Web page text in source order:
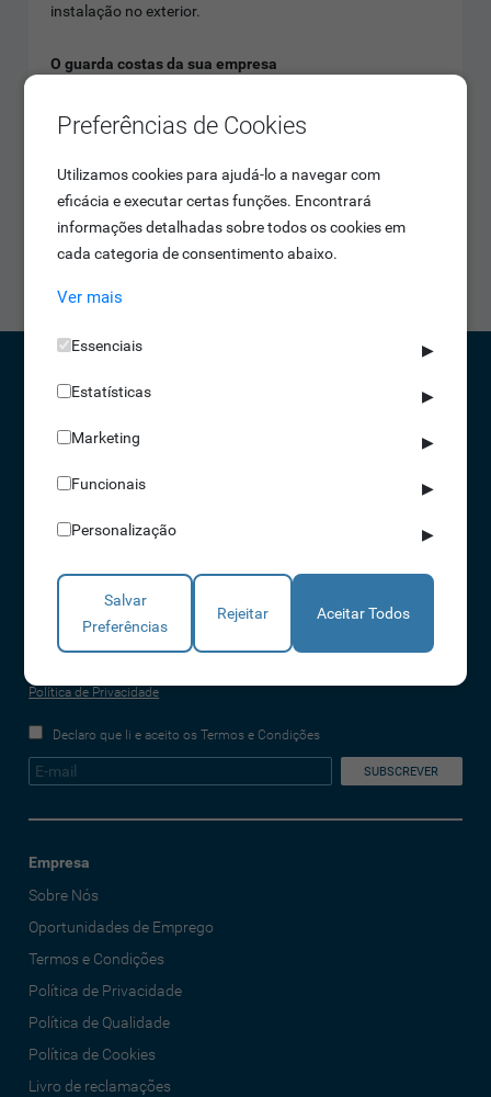
instalação no exterior.
O guarda costas da sua empresa
entrada para detetor de fumo, este terminal protegerá
Proteção em grande
Graças à sua enorme capacidade de armazenamento de
movimentos e de utilizadores, o IDONIC AEON 111 é o
(chamada para a rede fixa nacional)
REDES SOCIAIS
Política de Privacidade
Declaro que li e aceito os Termos e Condições
Empresa
Sobre Nós
Oportunidades de Emprego
Termos e Condições
Política de Privacidade
Política de Qualidade
Política de Cookies
Livro de reclamações
Preferências de Cookies
Utilizamos cookies para ajudá-lo a navegar com
eficácia e executar certas funções. Encontrará
informações detalhadas sobre todos os cookies em
cada categoria de consentimento abaixo.
Ver mais
Essenciais ▶
Estatísticas ▶
Marketing ▶
Funcionais ▶
Personalização ▶
Salvar
Preferências
Rejeitar Aceitar Todos